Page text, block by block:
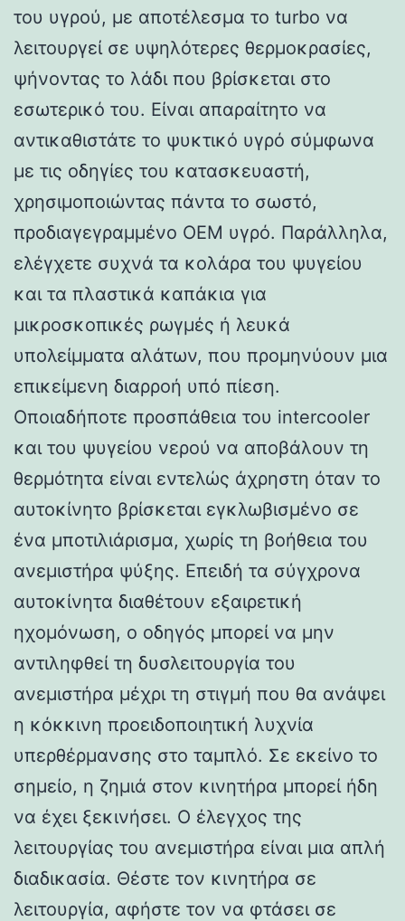
του υγρού, με αποτέλεσμα το turbo να
λειτουργεί σε υψηλότερες θερμοκρασίες,
ψήνοντας το λάδι που βρίσκεται στο
εσωτερικό του. Είναι απαραίτητο να
αντικαθιστάτε το ψυκτικό υγρό σύμφωνα
με τις οδηγίες του κατασκευαστή,
χρησιμοποιώντας πάντα το σωστό,
προδιαγεγραμμένο OEM υγρό. Παράλληλα,
ελέγχετε συχνά τα κολάρα του ψυγείου
και τα πλαστικά καπάκια για
μικροσκοπικές ρωγμές ή λευκά
υπολείμματα αλάτων, που προμηνύουν μια
επικείμενη διαρροή υπό πίεση.
Οποιαδήποτε προσπάθεια του intercooler
και του ψυγείου νερού να αποβάλουν τη
θερμότητα είναι εντελώς άχρηστη όταν το
αυτοκίνητο βρίσκεται εγκλωβισμένο σε
ένα μποτιλιάρισμα, χωρίς τη βοήθεια του
ανεμιστήρα ψύξης. Επειδή τα σύγχρονα
αυτοκίνητα διαθέτουν εξαιρετική
ηχομόνωση, ο οδηγός μπορεί να μην
αντιληφθεί τη δυσλειτουργία του
ανεμιστήρα μέχρι τη στιγμή που θα ανάψει
η κόκκινη προειδοποιητική λυχνία
υπερθέρμανσης στο ταμπλό. Σε εκείνο το
σημείο, η ζημιά στον κινητήρα μπορεί ήδη
να έχει ξεκινήσει. Ο έλεγχος της
λειτουργίας του ανεμιστήρα είναι μια απλή
διαδικασία. Θέστε τον κινητήρα σε
λειτουργία, αφήστε τον να φτάσει σε